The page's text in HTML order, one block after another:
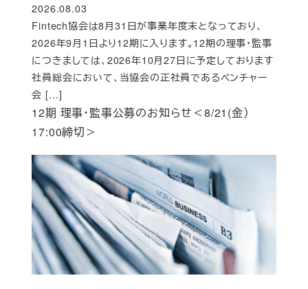
12期 理事・監事公募のお知らせ＜8/21(金）
17:00締切＞
Fintech協会は8月31日が事業年度末となっており、
2026年9月1日より12期に入ります。12期の理事・監事
につきましては、2026年10月27日に予定しております
社員総会において、当協会の正社員であるベンチャー
会 […]
投稿日
2026.08.03